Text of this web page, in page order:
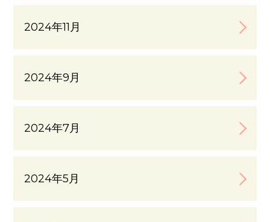
2024年11月
2024年9月
2024年7月
2024年5月